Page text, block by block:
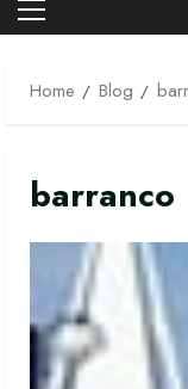
Primary
Home
Blog
barranco